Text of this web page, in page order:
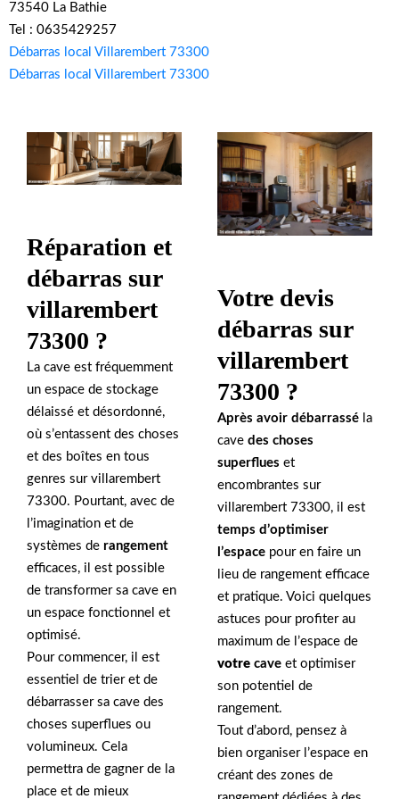
73540 La Bathie
Tel : 0635429257
Débarras local Villarembert 73300
Débarras local Villarembert 73300
Réparation et
débarras sur
villarembert
73300 ?
La cave est fréquemment
un espace de stockage
délaissé et désordonné,
où s’entassent des choses
et des boîtes en tous
genres sur villarembert
73300. Pourtant, avec de
l’imagination et de
systèmes de rangement
efficaces, il est possible
de transformer sa cave en
un espace fonctionnel et
optimisé.
Pour commencer, il est
essentiel de trier et de
débarrasser sa cave des
choses superflues ou
volumineux. Cela
permettra de gagner de la
place et de mieux
Votre devis
débarras sur
villarembert
73300 ?
Après avoir débarrassé la
cave des choses
superflues et
encombrantes sur
villarembert 73300, il est
temps d’optimiser
l’espace pour en faire un
lieu de rangement efficace
et pratique. Voici quelques
astuces pour profiter au
maximum de l’espace de
votre cave et optimiser
son potentiel de
rangement.
Tout d’abord, pensez à
bien organiser l’espace en
créant des zones de